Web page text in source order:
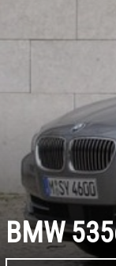
BMW